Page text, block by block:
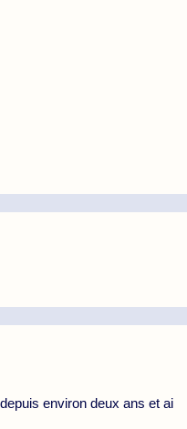
environ deux ans et ai